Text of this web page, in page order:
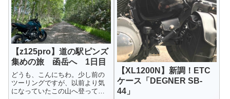
【z125pro】道の駅ピンズ
集めの旅 函岳へ 1日目
どうも、こんにちわ。少し前の
ツーリングですが、以前より気
になっていたこの山へ登ってき
【XL1200N】新調！ETC
ケース「DEGNER SB-
44」